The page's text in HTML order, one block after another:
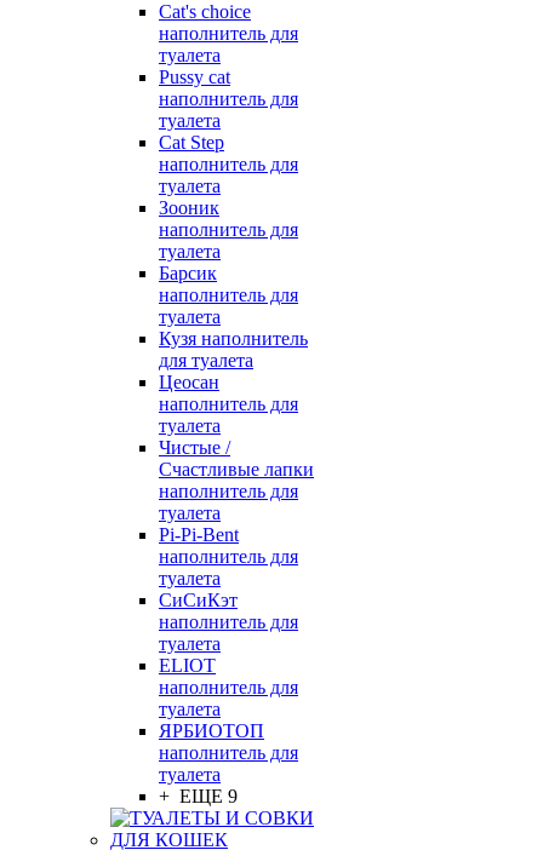
Cat's choice
наполнитель для
туалета
Pussy cat
наполнитель для
туалета
Cat Step
наполнитель для
туалета
Зооник
наполнитель для
туалета
Барсик
наполнитель для
туалета
Кузя наполнитель
для туалета
Цеосан
наполнитель для
туалета
Чистые /
Счастливые лапки
наполнитель для
туалета
Pi-Pi-Bent
наполнитель для
туалета
СиСиКэт
наполнитель для
туалета
ELIOT
наполнитель для
туалета
ЯРБИОТОП
наполнитель для
туалета
+ ЕЩЕ 9